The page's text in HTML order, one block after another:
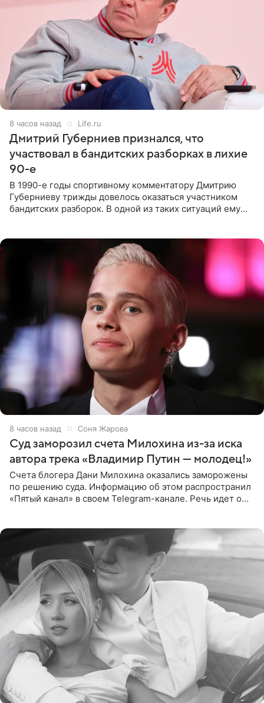
8 часов назад Life.ru
Дмитрий Губерниев признался, что
участвовал в бандитских разборках в лихие
90-е
В 1990-е годы спортивному комментатору Дмитрию
Губерниеву трижды довелось оказаться участником
бандитских разборок. В одной из таких ситуаций ему
8 часов назад Соня Жарова
Суд заморозил счета Милохина из-за иска
автора трека «Владимир Путин — молодец!»
Счета блогера Дани Милохина оказались заморожены
по решению суда. Информацию об этом распространил
«Пятый канал» в своем Telegram-канале. Речь идет о